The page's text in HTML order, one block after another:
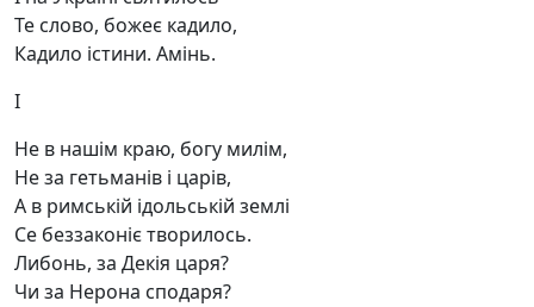
Те слово, божеє кадило,
Кадило істини. Амінь.
I
Не в нашім краю, богу милім,
Не за гетьманів і царів,
А в римській ідольській землі
Се беззаконіє творилось.
Либонь, за Декія царя?
Чи за Нерона сподаря?